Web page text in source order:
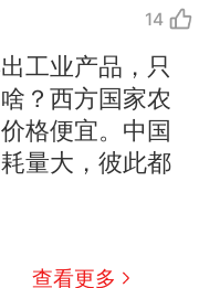
14
工业产品，只
？西方国家农
格便宜。中国
量大，彼此都
查看更多
放菜刀的女孩，
我回家”改写了
元，搬到楼下
搬上楼！女子傻
淘汰？教育局：
成立调查组全面
二名传话劝弃考